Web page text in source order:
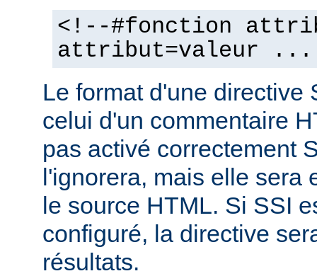
<!--#fonction
attribut=valeur
Le format d'une directive
celui d'un commentaire
pas activé correctement
l'ignorera, mais elle sera
le source HTML. Si SSI
configuré, la directive
résultats.